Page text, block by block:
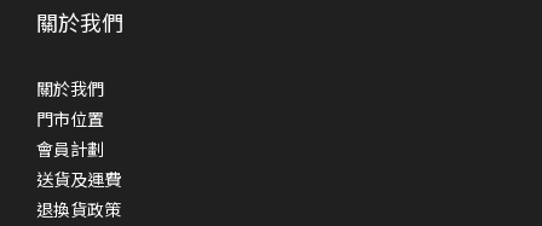
關於我們
關於我們
門市位置
會員計劃
送貨及運費
退換貨政策